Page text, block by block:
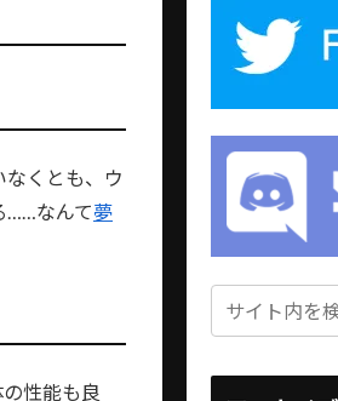
なくとも、ウ
……なんて夢
性能も良